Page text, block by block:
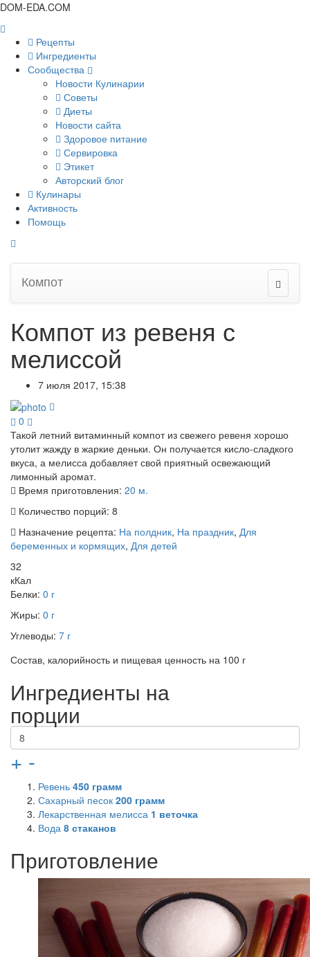
DOM-EDA.COM
Рецепты
Ингредиенты
Сообщества
Новости Кулинарии
Советы
Диеты
Новости сайта
Здоровое питание
Сервировка
Этикет
Авторский блог
Кулинары
Активность
Помощь
Компот
Компот из ревеня с
мелиссой
7 июля 2017, 15:38
0
Такой летний витаминный компот из свежего ревеня хорошо
утолит жажду в жаркие деньки. Он получается кисло-сладкого
вкуса, а мелисса добавляет свой приятный освежающий
лимонный аромат.
Время приготовления: 20 м.
Количество порций: 8
Назначение рецепта: На полдник, На праздник, Для
беременных и кормящих, Для детей
32
кКал
Белки: 0 г
Жиры: 0 г
Углеводы: 7 г
Состав, калорийность и пищевая ценность на 100 г
Ингредиенты на
порции
+ -
Ревень 450 грамм
Сахарный песок 200 грамм
Лекарственная мелисса 1 веточка
Вода 8 стаканов
Приготовление